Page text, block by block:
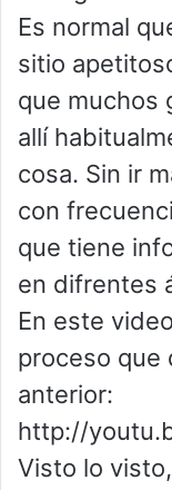
Es normal
sitio
que muchos
allí
cosa. Sin ir
con
que tiene
en difrentes
En este
proceso que
anterior:
http://
Visto lo